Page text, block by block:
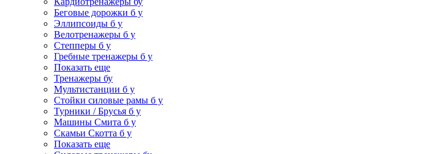
Беговые дорожки б у
Эллипсоиды б у
Велотренажеры б у
Степперы б у
Гребные тренажеры б у
Показать еще
Тренажеры бу
Мультистанции б у
Стойки силовые рамы б у
Турники / Брусья б у
Машины Смита б у
Скамьи Скотта б у
Показать еще